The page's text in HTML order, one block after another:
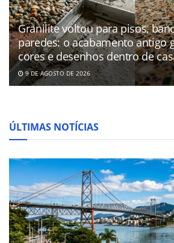
Granilite voltou para pisos,
paredes: o acabamento antigo
cores e desenhos dentro de
9 DE AGOSTO DE 2026
ÚLTIMAS NOTÍCIAS